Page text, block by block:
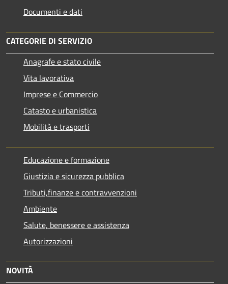
Documenti e dati
CATEGORIE DI SERVIZIO
Anagrafe e stato civile
Vita lavorativa
Imprese e Commercio
Catasto e urbanistica
Mobilità e trasporti
Educazione e formazione
Giustizia e sicurezza pubblica
Tributi,finanze e contravvenzioni
Ambiente
Salute, benessere e assistenza
Autorizzazioni
NOVITÀ